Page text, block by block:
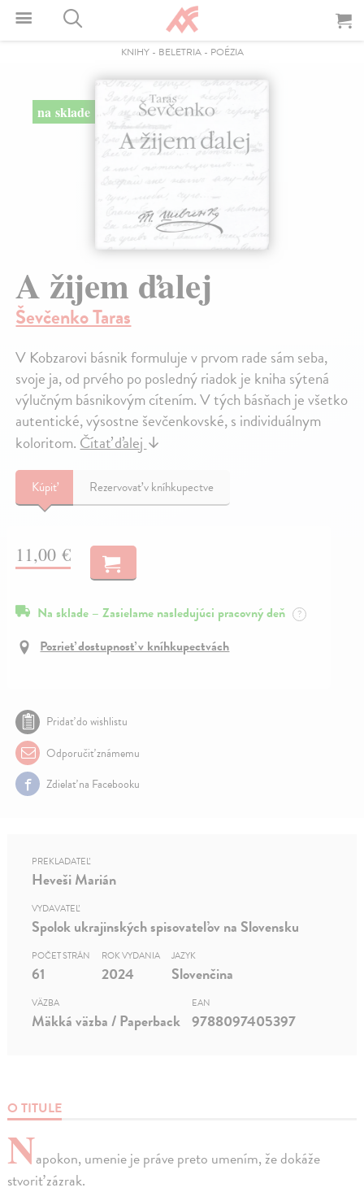
KNIHY- BELETRIA- POÉZIA
na sklade
A žijem ďalej
Ševčenko Taras
V Kobzarovi básnik formuluje v prvom rade sám seba,
svoje ja, od prvého po posledný riadok je kniha sýtená
výlučným básnikovým cítením. V tých básňach je všetko
autentické, výsostne ševčenkovské, s individuálnym
koloritom.Čítať ďalej↓
Kúpiť Rezervovať v kníhkupectve
11,00 €
Na sklade – Zasielame nasledujúci pracovný deň ?
Pozrieť dostupnosť v kníhkupectvách
Pridať do wishlistu
Odporučiť známemu
Zdielať na Facebooku
O TITULE
Napokon, umenie je práve preto umením, že dokáže
stvoriť zázrak.
PREKLADATEĽ
Heveši Marián
VYDAVATEĽ
Spolok ukrajinských spisovateľov na Slovensku
POČET STRÁN
61
ROK VYDANIA
2024
JAZYK
Slovenčina
VÄZBA
Mäkká väzba / Paperback
EAN
9788097405397